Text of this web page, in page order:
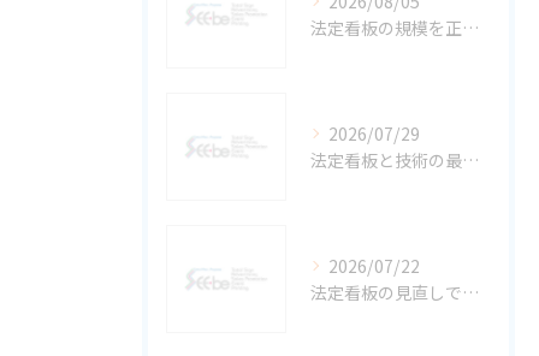
法定看板の規模を正しく理解して現場で違反しないサイズ選びと設置基準を徹底解説
2026/07/29
法定看板と技術の最新ガイド——福岡県で守るべき基準と行政手続き
2026/07/22
法定看板の見直しで最新情報を維持する実践チェックとコスト削減術